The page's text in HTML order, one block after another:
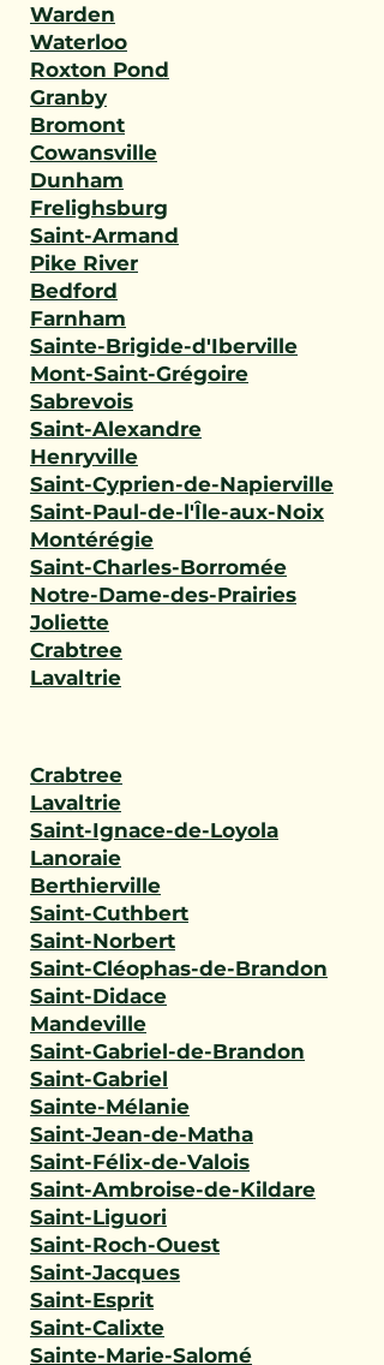
Warden
Waterloo
Roxton Pond
Granby
Bromont
Cowansville
Dunham
Frelighsburg
Saint-Armand
Pike River
Bedford
Farnham
Sainte-Brigide-d'Iberville
Mont-Saint-Grégoire
Sabrevois
Saint-Alexandre
Henryville
Saint-Cyprien-de-Napierville
Saint-Paul-de-l'Île-aux-Noix
Montérégie
Saint-Charles-Borromée
Notre-Dame-des-Prairies
Joliette
Crabtree
Lavaltrie
Crabtree
Lavaltrie
Saint-Ignace-de-Loyola
Lanoraie
Berthierville
Saint-Cuthbert
Saint-Norbert
Saint-Cléophas-de-Brandon
Saint-Didace
Mandeville
Saint-Gabriel-de-Brandon
Saint-Gabriel
Sainte-Mélanie
Saint-Jean-de-Matha
Saint-Félix-de-Valois
Saint-Ambroise-de-Kildare
Saint-Liguori
Saint-Roch-Ouest
Saint-Jacques
Saint-Esprit
Saint-Calixte
Sainte-Marie-Salomé